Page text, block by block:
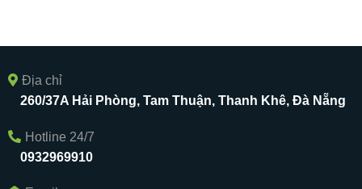
Địa chỉ
260/37A Hải Phòng, Tam Thuận, Thanh Khê, Đà Nẵng
Hotline 24/7
0932969910